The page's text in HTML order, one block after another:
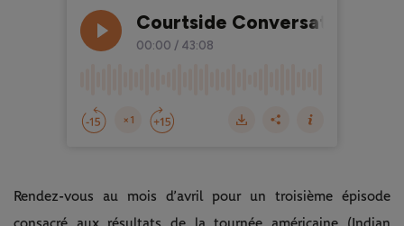
Rendez-vous au mois d’avril pour un troisième épisode